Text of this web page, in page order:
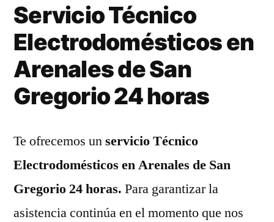
Servicio Técnico
Electrodomésticos en
Arenales de San
Gregorio 24 horas
Te ofrecemos unservicio Técnico
Electrodomésticos en Arenales de San
Gregorio 24 horas. Para garantizar la
asistencia continúa en el momento que nos